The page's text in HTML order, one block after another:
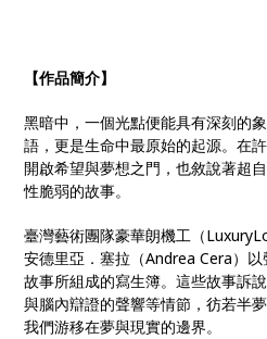
【作品簡介】
黑暗中，一個光點便能具有深刻的
語，更是生命中最原始的起源。在
開啟希望與夢想之門，也敘說著超
性脆弱的故事。
臺灣藝術團隊豪華朗機工（
安德里亞．塞拉（Andrea Cera）
故事所組成的寫生簿。這些故事訴
與腦內辯證的聲響等情節，彷若半
我們游移在夢與現實的邊界。